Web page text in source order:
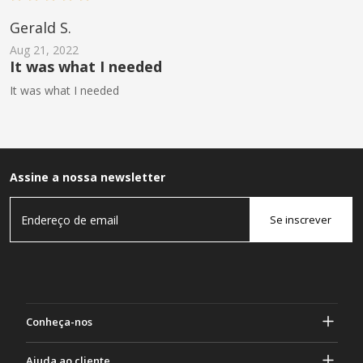
Gerald S.
Aug 21, 2022
It was what I needed
It was what I needed
Assine a nossa newsletter
Se inscrever
Conheça-nos